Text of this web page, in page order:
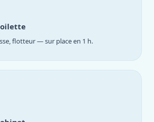
flotteur — sur place en 1 h.